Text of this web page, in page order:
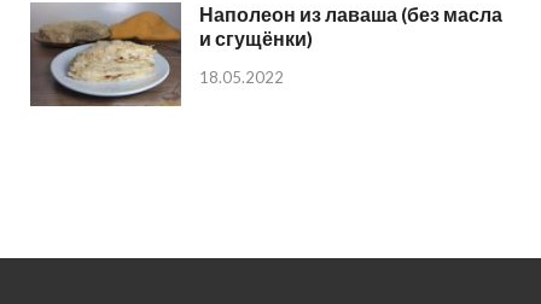
Наполеон из лаваша (без масла
и сгущёнки)
18.05.2022